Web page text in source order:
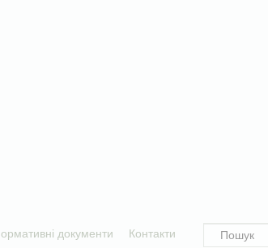
документи Контакти